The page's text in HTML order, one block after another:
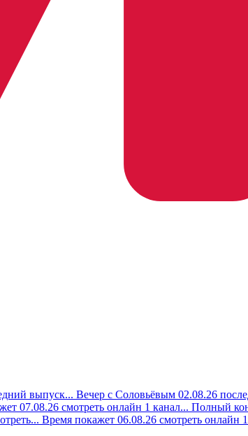
выпуск... Вечер с Соловьёвым 02.08.26
07.08.26 смотреть онлайн 1 канал... Полный
Время покажет 06.08.26 смотреть онлайн